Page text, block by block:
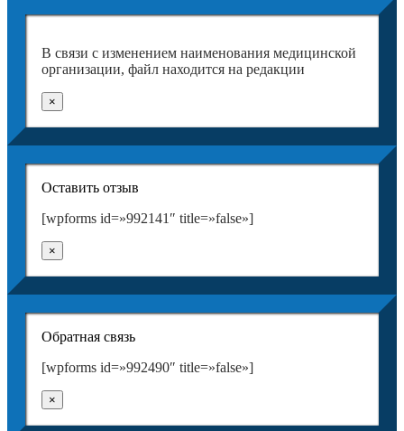
В связи с изменением наименования медицинской
организации, файл находится на редакции
×
Оставить отзыв
[wpforms id=»992141″ title=»false»]
×
Обратная связь
[wpforms id=»992490″ title=»false»]
×